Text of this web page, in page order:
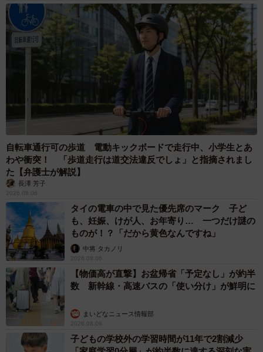
自転車通行可の歩道 電動キックボードで走行中、小学生とあ
わや衝突！ 「歩道走行は道交法違反でしょ」と指摘されまし
た【弁護士が解説】
長澤 芳子
2026.08.06
タイの電車の中で見た優先席のマーク 子ど
も、妊娠、けが人、お年寄り… 一つだけ謎の
ものが！？「だから黄色なんですね」
中将 タカノリ
2026.08.06
【物価高が直撃】お盆帰省「予定なし」が約半
数 新幹線・高速バスの「使い分け」が鮮明に
まいどなニュース情報部
2026.08.06
子どもの学校外の学習時間が11年で2割減少